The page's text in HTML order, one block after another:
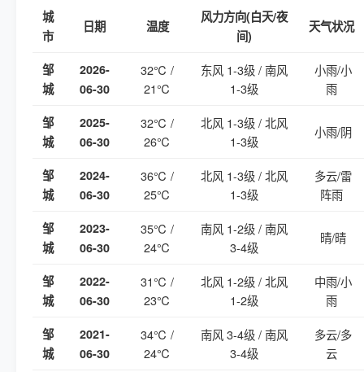
城
市
日期 温度
风力方向(白天/夜
间)
天气状况
邹
城
2026-
06-30
32℃ /
21℃
东风 1-3级 / 南风
1-3级
小雨/小
雨
邹
城
2025-
06-30
32℃ /
26℃
北风 1-3级 / 北风
1-3级
小雨/阴
邹
城
2024-
06-30
36℃ /
25℃
北风 1-3级 / 北风
1-3级
多云/雷
阵雨
邹
城
2023-
06-30
35℃ /
24℃
南风 1-2级 / 南风
3-4级
晴/晴
邹
城
2022-
06-30
31℃ /
23℃
北风 1-2级 / 北风
1-2级
中雨/小
雨
邹
城
2021-
06-30
34℃ /
24℃
南风 3-4级 / 南风
3-4级
多云/多
云